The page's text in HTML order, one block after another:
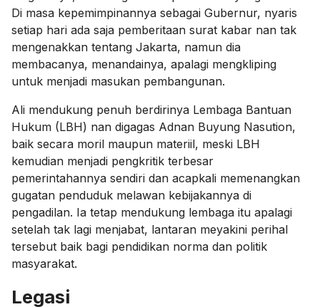
Di masa kepemimpinannya sebagai Gubernur, nyaris
setiap hari ada saja pemberitaan surat kabar nan tak
mengenakkan tentang Jakarta, namun dia
membacanya, menandainya, apalagi mengkliping
untuk menjadi masukan pembangunan.
Ali mendukung penuh berdirinya Lembaga Bantuan
Hukum (LBH) nan digagas Adnan Buyung Nasution,
baik secara moril maupun materiil, meski LBH
kemudian menjadi pengkritik terbesar
pemerintahannya sendiri dan acapkali memenangkan
gugatan penduduk melawan kebijakannya di
pengadilan. Ia tetap mendukung lembaga itu apalagi
setelah tak lagi menjabat, lantaran meyakini perihal
tersebut baik bagi pendidikan norma dan politik
masyarakat.
Legasi